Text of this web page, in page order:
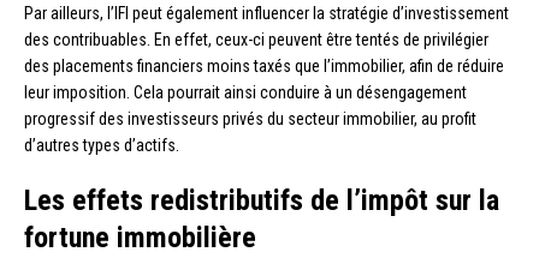
Par ailleurs, l’IFI peut également influencer la stratégie d’investissement
des contribuables. En effet, ceux-ci peuvent être tentés de privilégier
des placements financiers moins taxés que l’immobilier, afin de réduire
leur imposition. Cela pourrait ainsi conduire à un désengagement
progressif des investisseurs privés du secteur immobilier, au profit
d’autres types d’actifs.
Les effets redistributifs de l’impôt sur la
fortune immobilière